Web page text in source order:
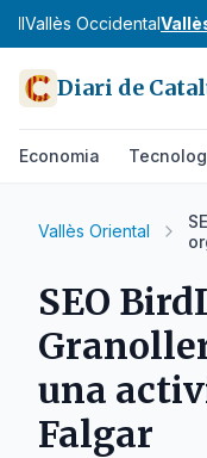
Vallès Occidental
Diari de
Economia
Vallès Oriental
SEO
una
Falgar